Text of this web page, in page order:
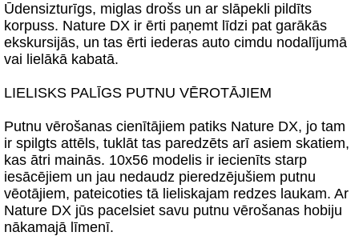
Ūdensizturīgs, miglas drošs un ar slāpekli pildīts
korpuss. Nature DX ir ērti paņemt līdzi pat garākās
ekskursijās, un tas ērti iederas auto cimdu nodalījumā
vai lielākā kabatā.
LIELISKS PALĪGS PUTNU VĒROTĀJIEM
Putnu vērošanas cienītājiem patiks Nature DX, jo tam
ir spilgts attēls, tuklāt tas paredzēts arī asiem skatiem,
kas ātri mainās. 10x56 modelis ir iecienīts starp
iesācējiem un jau nedaudz pieredzējušiem putnu
vēotājiem, pateicoties tā lieliskajam redzes laukam. Ar
Nature DX jūs pacelsiet savu putnu vērošanas hobiju
nākamajā līmenī.